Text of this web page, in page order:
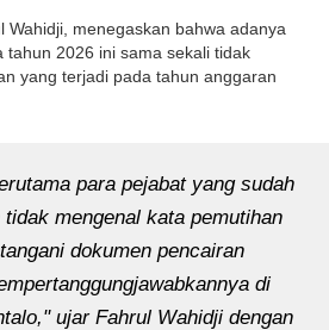
menegaskan bahwa adanya
2026 ini sama sekali tidak
yang terjadi pada tahun anggaran
para pejabat yang sudah
mengenal kata pemutihan
dokumen pencairan
di
ujar Fahrul Wahidji dengan